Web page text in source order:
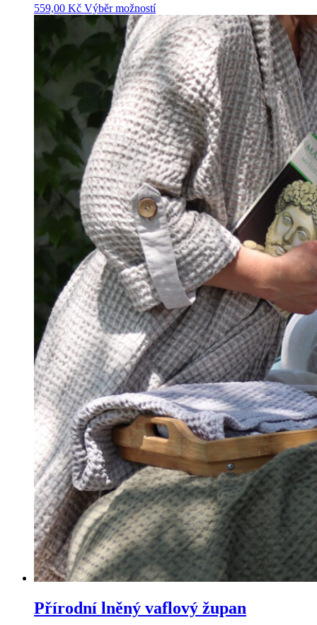
559,00 Kč Výběr možnostíTento
produkt
má
více
variant.
Možnosti
lze
vybrat
na
stránce
produktu
Přírodní lněný vaflový župan